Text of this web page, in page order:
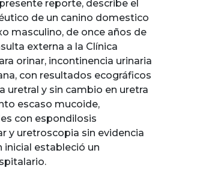
reporte, describe el
de un canino domestico
masculino, de once años de
externa a la Clínica
orinar, incontinencia urinaria
con resultados ecográficos
uretral y sin cambio en uretra
escaso mucoide,
con espondilosis
y uretroscopia sin evidencia
inicial estableció un